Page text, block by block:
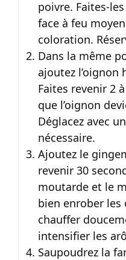
poivre. Faites-
face à feu
coloration.
Dans la même
ajoutez l’oignon
Faites revenir 2
que l’oignon
Déglacez avec
nécessaire.
Ajoutez le
revenir 30
moutarde et le
bien enrober les
chauffer
intensifier les
Saupoudrez la